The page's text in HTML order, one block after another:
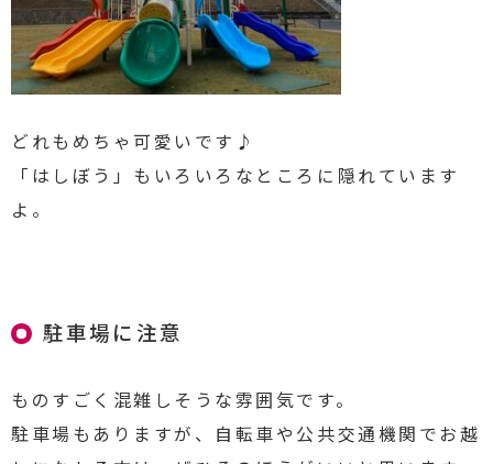
どれもめちゃ可愛いです♪
「はしぼう」もいろいろなところに隠れています
よ。
駐車場に注意
ものすごく混雑しそうな雰囲気です。
駐車場もありますが、自転車や公共交通機関でお越